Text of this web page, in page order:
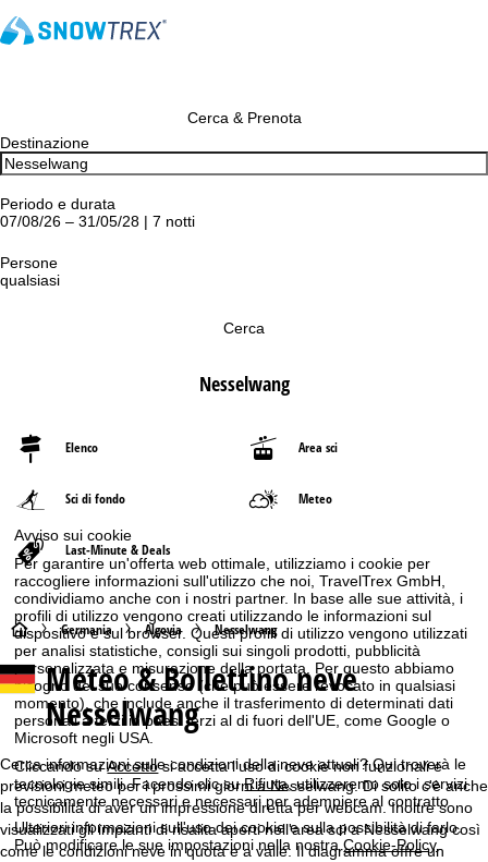
Avviso sui cookie
Per garantire un'offerta web ottimale, utilizziamo i cookie per
raccogliere informazioni sull'utilizzo che noi, TravelTrex GmbH,
condividiamo anche con i nostri partner. In base alle sue attività, i
profili di utilizzo vengono creati utilizzando le informazioni sul
dispositivo e sul browser. Questi profili di utilizzo vengono utilizzati
per analisi statistiche, consigli sui singoli prodotti, pubblicità
personalizzata e misurazione della portata. Per questo abbiamo
bisogno del suo consenso (che può essere revocato in qualsiasi
momento), che include anche il trasferimento di determinati dati
personali a terzi in paesi terzi al di fuori dell'UE, come Google o
Microsoft negli USA.
Cliccando suAccettosi accetta l'uso di cookie non funzionali e
tecnologie simili. Facendo clic suRifiuta, utilizzeremo solo i servizi
tecnicamente necessari e necessari per adempiere al contratto.
Ulteriori informazioni sull'uso dei cookie e sulla possibilità di farlo.
Può modificare le sue impostazioni nella nostraCookie-Policy.
Cerca & Prenota
Destinazione
Periodo e durata
07/08/26 – 31/05/28 | 7 notti
Persone
qualsiasi
Cerca
Nesselwang
Elenco Area sci
Sci di fondo Meteo
Last-Minute & Deals
H
o
m
e
p
a
Germania Algovia Nesselwang
Meteo & Bollettino neve
Nesselwang
Cerca informazioni sulle condizioni della neve attuali? Qui troverà le
previsioni meteo per i prossimi giorni a Nesselwang. Di solito c'è anche
la possibilità di aver un impressione diretta per webcam. Inoltre sono
visualizzati gli impianti di risalita aperti nell'area sci a Nesselwang così
come le condizioni neve in quota e a valle. Il diagramma offre un